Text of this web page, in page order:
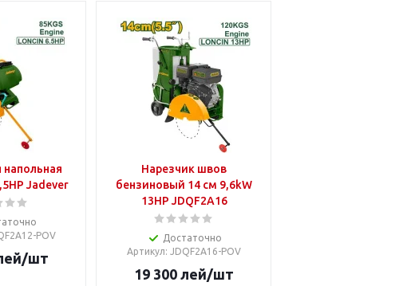
напольная
6,5HP Jadever
POV
/шт
Нарезчик швов
бензиновый 14 см 9,6kW
13HP JDQF2A16
Достаточно
Артикул: JDQF2A16-POV
19 300 лей/шт